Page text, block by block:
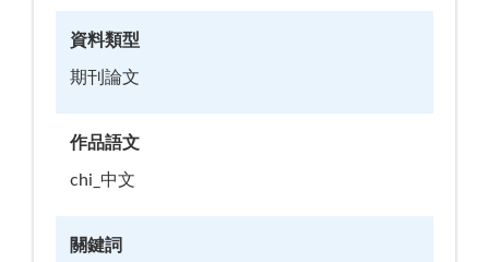
資料類型
期刊論文
作品語文
chi_中文
關鍵詞